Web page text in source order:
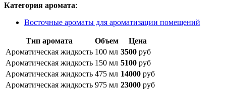
Категория аромата:
Восточные ароматы для ароматизации помещений
Тип аромата Объем
Цена
Ароматическая жидкость 100 мл 3500 руб
Ароматическая жидкость 150 мл 5100 руб
Ароматическая жидкость 475 мл 14000 руб
Ароматическая жидкость 975 мл 23000 руб